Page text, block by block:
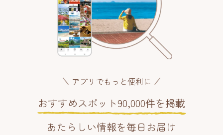
アプリでもっと便利に
おすすめスポット90,000件を掲載
あたらしい情報を毎日お届け